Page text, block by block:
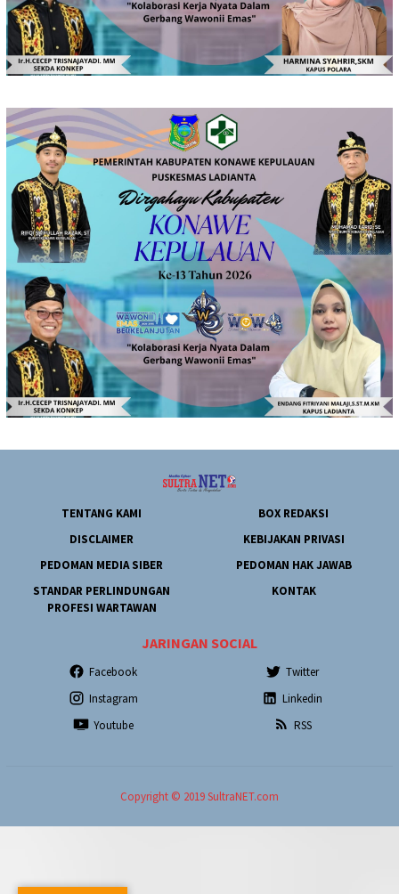
TENTANG KAMI
BOX REDAKSI
DISCLAIMER
KEBIJAKAN PRIVASI
PEDOMAN MEDIA SIBER
PEDOMAN HAK JAWAB
STANDAR PERLINDUNGAN
PROFESI WARTAWAN
KONTAK
JARINGAN SOCIAL
Facebook
Twitter
Instagram
Linkedin
Youtube
RSS
Copyright © 2019 SultraNET.com